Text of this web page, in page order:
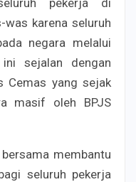
karena seluruh
negara melalui
ini sejalan dengan
Cemas yang sejak
masif oleh BPJS
membantu
seluruh pekerja